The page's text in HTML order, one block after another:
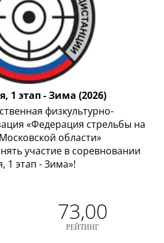
1 этап - Зима (2026)
физкультурно-
«Федерация стрельбы на
области»
участие в соревновании
1 этап - Зима»!
73,00
РЕЙТИНГ